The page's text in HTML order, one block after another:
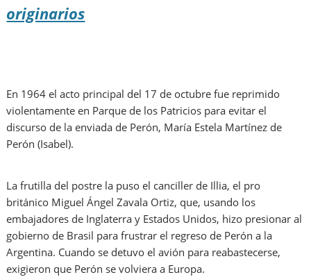
originarios
En 1964 el acto principal del 17 de octubre fue reprimido
violentamente en Parque de los Patricios para evitar el
discurso de la enviada de Perón, María Estela Martínez de
Perón (Isabel).
La frutilla del postre la puso el canciller de Illia, el pro
británico Miguel Ángel Zavala Ortiz, que, usando los
embajadores de Inglaterra y Estados Unidos, hizo presionar al
gobierno de Brasil para frustrar el regreso de Perón a la
Argentina. Cuando se detuvo el avión para reabastecerse,
exigieron que Perón se volviera a Europa.